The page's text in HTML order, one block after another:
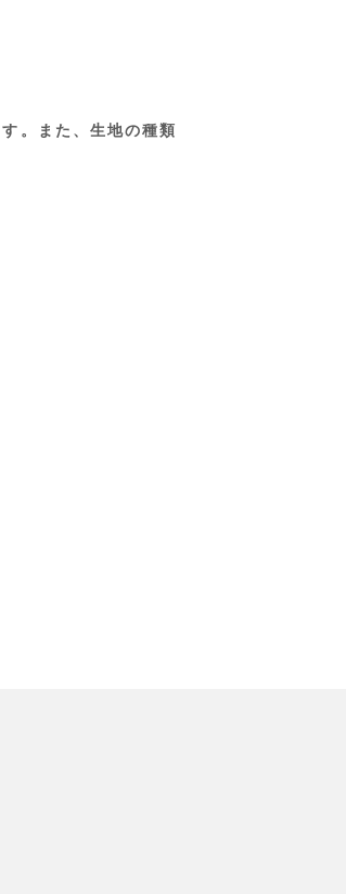
。また、生地の種類